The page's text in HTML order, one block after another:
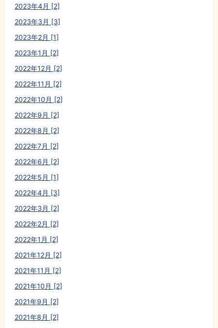
2023年4月 [2]
2023年3月 [3]
2023年2月 [1]
2023年1月 [2]
2022年12月 [2]
2022年11月 [2]
2022年10月 [2]
2022年9月 [2]
2022年8月 [2]
2022年7月 [2]
2022年6月 [2]
2022年5月 [1]
2022年4月 [3]
2022年3月 [2]
2022年2月 [2]
2022年1月 [2]
2021年12月 [2]
2021年11月 [2]
2021年10月 [2]
2021年9月 [2]
2021年8月 [2]